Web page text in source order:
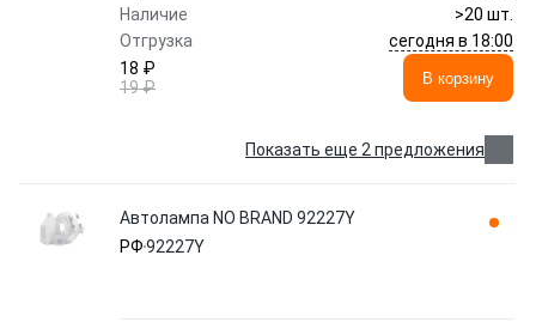
Наличие
>20 шт.
Отгрузка
сегодня в 18:00
18 ₽
19 ₽
В корзину
Показать еще 2 предложения
Автолампа NO BRAND 92227Y
РФ92227Y